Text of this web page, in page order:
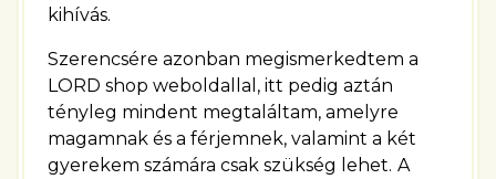
kihívás.
Szerencsére azonban megismerkedtem a
LORD shop weboldallal, itt pedig aztán
tényleg mindent megtaláltam, amelyre
magamnak és a férjemnek, valamint a két
gyerekem számára csak szükség lehet. A